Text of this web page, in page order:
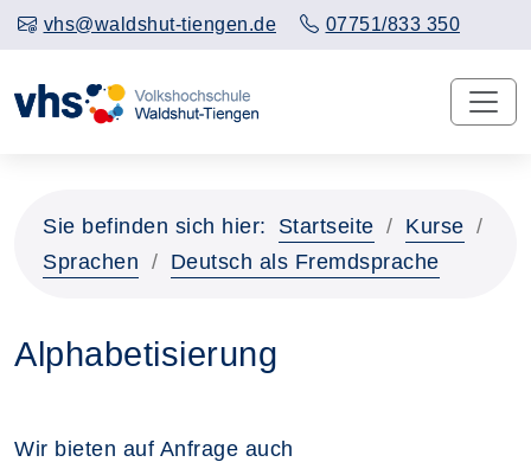
vhs@waldshut-tiengen.de 07751/833 350
Sie befinden sich hier: Startseite
Kurse
Sprachen
Deutsch als Fremdsprache
Alphabetisierung
Wir bieten auf Anfrage auch